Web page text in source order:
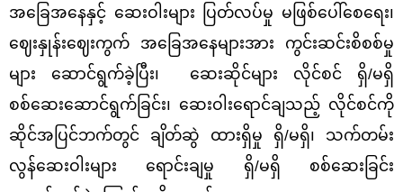
အခြေအနေနှင့် ဆေးဝါးများ ပြတ်လပ်မှု မဖြစ်ပေါ်စေရေး၊
ဈေးနှုန်းဈေးကွက် အခြေအနေများအား ကွင်းဆင်းစိစစ်မှု
များ ဆောင်ရွက်ခဲ့ပြီး၊ ဆေးဆိုင်များ လိုင်စင် ရှိ/မရှိ
စစ်ဆေးဆောင်ရွက်ခြင်း၊ ဆေးဝါးရောင်ချသည့် လိုင်စင်ကို
ဆိုင်အပြင်ဘက်တွင် ချိတ်ဆွဲ ထားရှိမှု ရှိ/မရှိ၊ သက်တမ်း
လွန်ဆေးဝါးများ ရောင်းချမှု ရှိ/မရှိ စစ်ဆေးခြင်း